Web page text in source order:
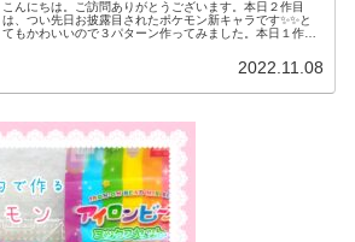
こんにちは。ご訪問ありがとうございます。本日２作目
は、つい先日お披露目されたポケモン新キャラです✨✨と
てもかわいいので３パターン作ってみました。本日１作目
2022.11.08